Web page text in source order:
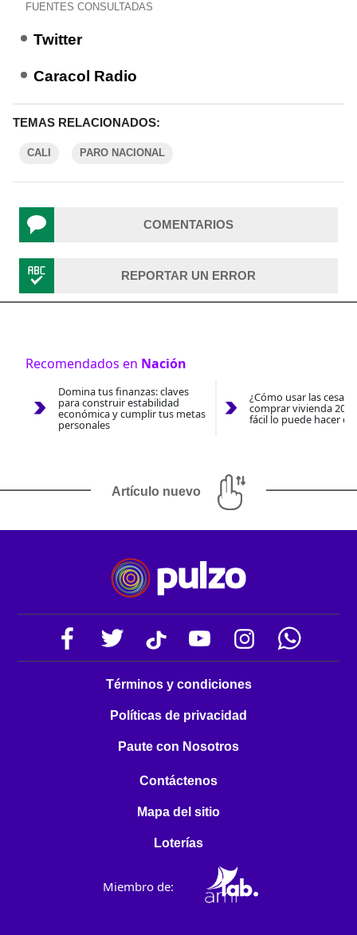
FUENTES CONSULTADAS
Twitter
Caracol Radio
TEMAS RELACIONADOS:
CALI PARO NACIONAL
COMENTARIOS
REPORTAR UN ERROR
Recomendados en Nación
Domina tus finanzas: claves
para construir estabilidad
económica y cumplir tus metas
personales
¿Cómo usar las
comprar vivienda
fácil lo puede hacer
Artículo nuevo
Términos y condiciones
Políticas de privacidad
Paute con Nosotros
Contáctenos
Mapa del sitio
Loterías
Miembro de: